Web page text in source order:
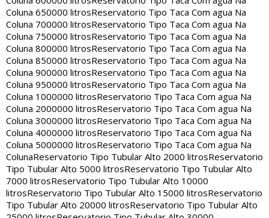
Coluna 650000 litrosReservatorio Tipo Taca Com agua Na
Coluna 700000 litrosReservatorio Tipo Taca Com agua Na
Coluna 750000 litrosReservatorio Tipo Taca Com agua Na
Coluna 800000 litrosReservatorio Tipo Taca Com agua Na
Coluna 850000 litrosReservatorio Tipo Taca Com agua Na
Coluna 900000 litrosReservatorio Tipo Taca Com agua Na
Coluna 950000 litrosReservatorio Tipo Taca Com agua Na
Coluna 1000000 litrosReservatorio Tipo Taca Com agua Na
Coluna 2000000 litrosReservatorio Tipo Taca Com agua Na
Coluna 3000000 litrosReservatorio Tipo Taca Com agua Na
Coluna 4000000 litrosReservatorio Tipo Taca Com agua Na
Coluna 5000000 litrosReservatorio Tipo Taca Com agua Na
ColunaReservatorio Tipo Tubular Alto 2000 litrosReservatorio
Tipo Tubular Alto 5000 litrosReservatorio Tipo Tubular Alto
7000 litrosReservatorio Tipo Tubular Alto 10000
litrosReservatorio Tipo Tubular Alto 15000 litrosReservatorio
Tipo Tubular Alto 20000 litrosReservatorio Tipo Tubular Alto